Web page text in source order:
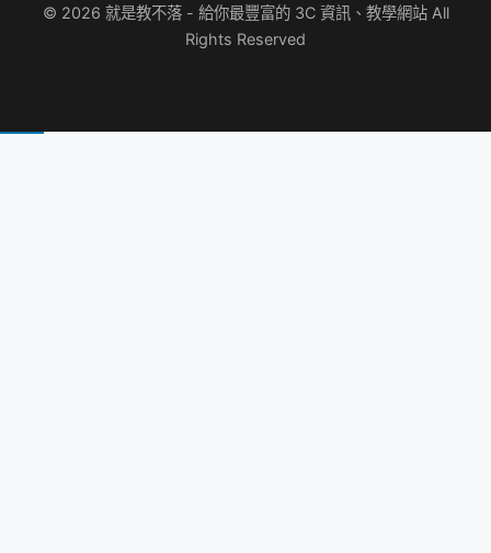
© 2026 就是教不落 - 給你最豐富的 3C 資訊、教學網站 All
Rights Reserved